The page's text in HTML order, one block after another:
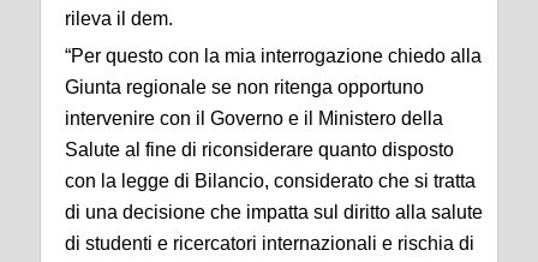
rileva il dem.
“Per questo con la mia interrogazione chiedo alla
Giunta regionale se non ritenga opportuno
intervenire con il Governo e il Ministero della
Salute al fine di riconsiderare quanto disposto
con la legge di Bilancio, considerato che si tratta
di una decisione che impatta sul diritto alla salute
di studenti e ricercatori internazionali e rischia di